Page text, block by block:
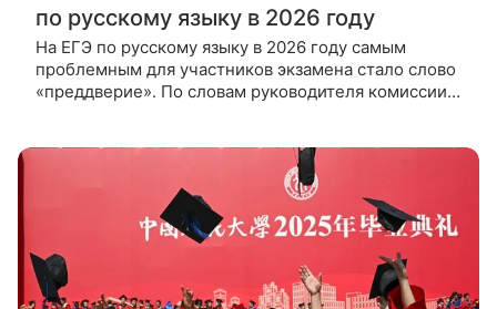
по русскому языку в 2026 году
На ЕГЭ по русскому языку в 2026 году самым
проблемным для участников экзамена стало слово
«преддверие». По словам руководителя комиссии